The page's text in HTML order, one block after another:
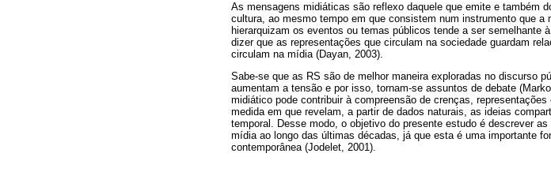
As mensagens midiáticas são reflexo daquele que emite e também
cultura, ao mesmo tempo em que consistem num instrumento que
hierarquizam os eventos ou temas públicos tende a ser semelhante
dizer que as representações que circulam na sociedade guardam
circulam na mídia (Dayan, 2003).
Sabe-se que as RS são de melhor maneira exploradas no discurso
aumentam a tensão e por isso, tornam-se assuntos de debate
midiático pode contribuir à compreensão de crenças,
medida em que revelam, a partir de dados naturais, as ideias
temporal. Desse modo, o objetivo do presente estudo é descrever
mídia ao longo das últimas décadas, já que esta é uma importante
contemporânea (Jodelet, 2001).